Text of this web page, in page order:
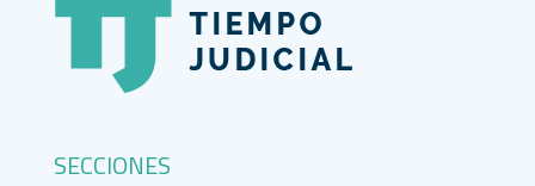
SECCIONES